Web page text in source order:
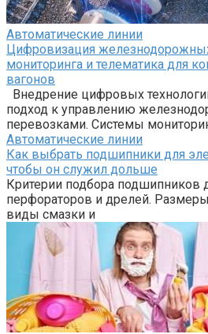
Автоматические линии
Цифровизация
мониторинга и телематика для
вагонов
Внедрение цифровых
подход к управлению
перевозками. Системы
Автоматические линии
Как выбрать подшипники для
чтобы он служил дольше
Критерии подбора подшипников
перфораторов и дрелей.
виды смазки и